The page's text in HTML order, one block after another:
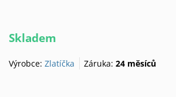
Skladem
Výrobce: Zlatíčka Záruka:24 měsíců